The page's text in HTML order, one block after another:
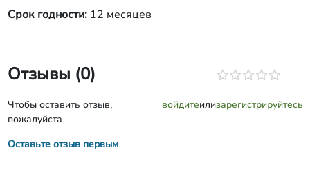
Срок годности: 12 месяцев
Отзывы (0)
Чтобы оставить отзыв,
пожалуйста
войдитеилизарегистрируйтесь
Оставьте отзыв первым